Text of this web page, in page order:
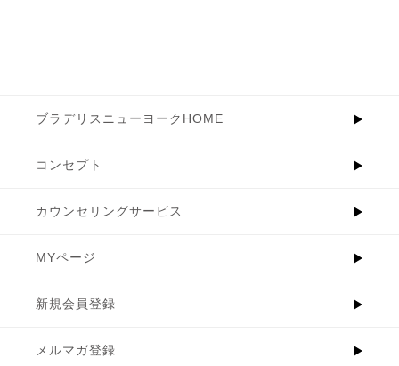
ブラデリスニューヨークHOME
コンセプト
カウンセリングサービス
MYページ
新規会員登録
メルマガ登録